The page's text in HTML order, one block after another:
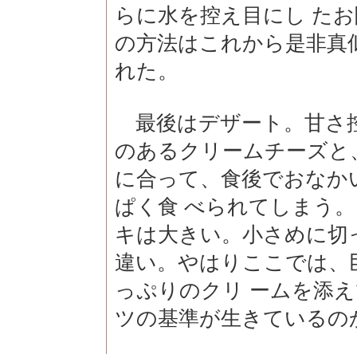
らに水を控え目にし た
の方法はこれから是非
れた。
最後はデザート。甘さ
のあるクリームチーズ
に合って、食後でおな
ぱく食 べられてしまう
キは大きい。小さめに
違い。やはりここでは
っぷりのクリ ームを添
ツの基準が生きている